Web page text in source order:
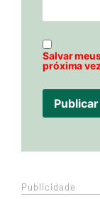
Salvar
próxima
Publicidade